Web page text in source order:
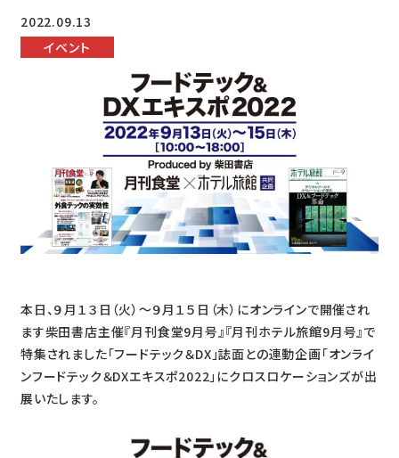
2022.09.13
イベント
本日、９月１３日（火）～９月１５日（木）にオンラインで開催され
ます柴田書店主催『月刊食堂9月号』『月刊ホテル旅館9月号』で
特集されました「フードテック＆DX」誌面との連動企画「オンライ
ンフードテック＆DXエキスポ2022」にクロスロケーションズが出
展いたします。